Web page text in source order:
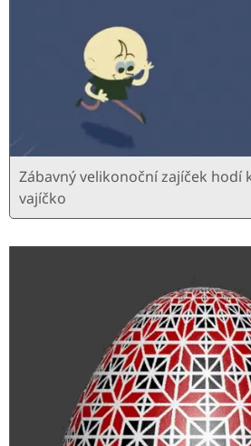
Zábavný velikonoční zajíček hodí
vajíčko